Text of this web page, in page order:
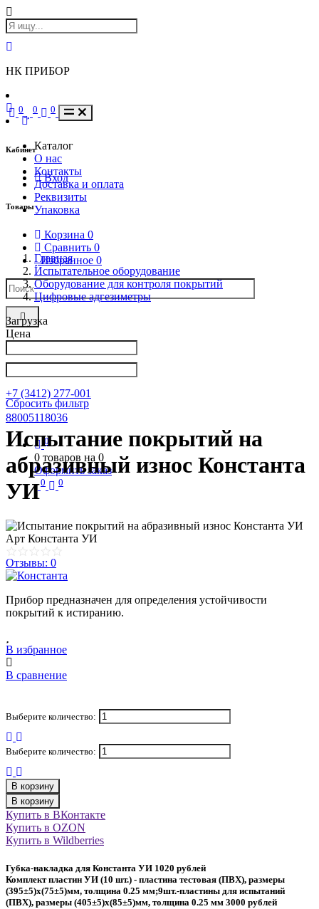
НК ПРИБОР
Кабинет
Вход
Товары
Корзина 0
Сравнить 0
Избранное 0
Написать в Телеграм
+7 (3412) 277-001
88005118036
0
0 товаров на 0
Оформить заказ
0 0
0 0 0
Каталог
О нас
Контакты
Доставка и оплата
Реквизиты
Упаковка
Главная
Испытательное оборудование
Оборудование для контроля покрытий
Цифровые адгезиметры
Загрузка
Цена
Сбросить фильтр
Испытание покрытий на
абразивный износ Константа
УИ
Арт Константа УИ
Отзывы: 0
Прибор предназначен для определения устойчивости
покрытий к истиранию.
В избранное
В сравнение
Выберите количество:
Выберите количество:
В корзину
В корзину
Купить в ВКонтакте
Купить в OZON
Купить в Wildberries
Губка-накладка для Константа УИ 1020 рублей
Комплект пластин УИ (10 шт.) - пластина тестовая (ПВХ), размеры
(395±5)х(75±5)мм, толщина 0.25 мм;9шт.-пластины для испытаний
(ПВХ), размеры (405±5)х(85±5)мм, толщина 0.25 мм 3000 рублей